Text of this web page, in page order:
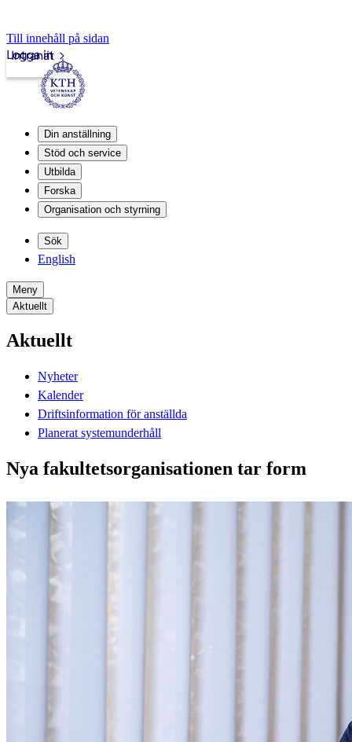
Till innehåll på sidan
Intranät
Logga in
Din anställning
Stöd och service
Utbilda
Forska
Organisation och styrning
Sök
English
Meny
Aktuellt
Aktuellt
Nyheter
Kalender
Driftsinformation för anställda
Planerat systemunderhåll
Nya fakultetsorganisationen tar form